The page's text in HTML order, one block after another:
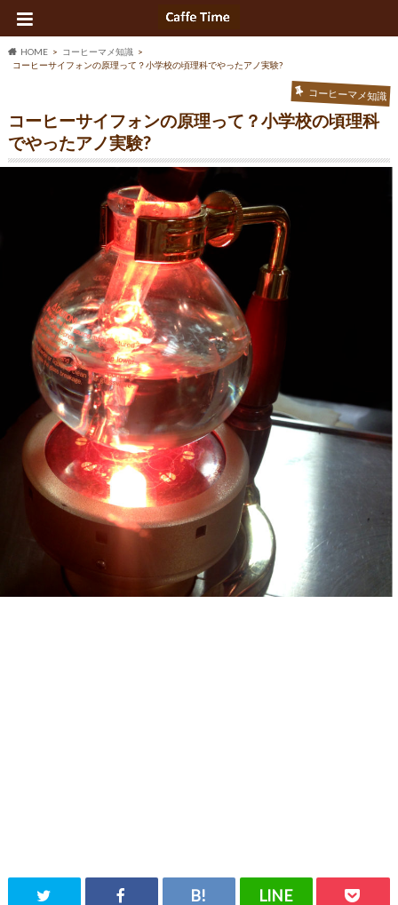
HOME
コーヒーマメ知識
コーヒーサイフォンの原理って？小学校の頃理科でやったアノ実験?
コーヒーマメ知識
コーヒーサイフォンの原理って？小学校の頃理科
でやったアノ実験?